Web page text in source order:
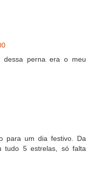
dessa perna era o meu
para um dia festivo. Da
tudo 5 estrelas, só falta